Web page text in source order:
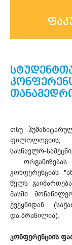
თსუ
ფილოლოგიის,
სასწავლო-
კონფერენციას
წელს გაიმართება
მასში
ქვეყნიდან
და ბრაზილია).
კონფერენციის